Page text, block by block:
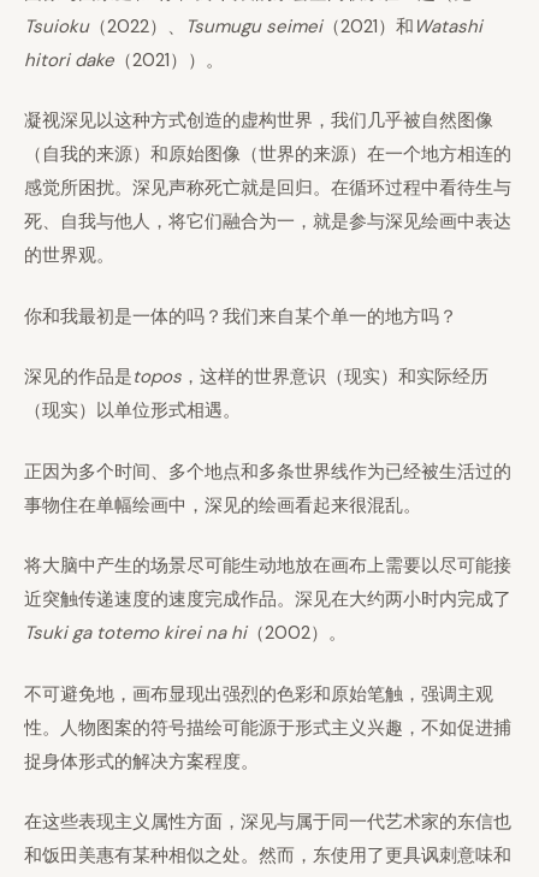
Tsuioku（2022）、 Tsumugu seimei（2021）和 Watashi
hitori dake （2021））。
凝视深见以这种方式创造的虚构世界，我们几乎被自然图像
（自我的来源）和原始图像（世界的来源）在一个地方相连的
感觉所困扰。深见声称死亡就是回归。在循环过程中看待生与
死、自我与他人，将它们融合为一，就是参与深见绘画中表达
的世界观。
你和我最初是一体的吗？我们来自某个单一的地方吗？
深见的作品是topos ，这样的世界意识（现实）和实际经历
（现实）以单位形式相遇。
正因为多个时间、多个地点和多条世界线作为已经被生活过的
事物住在单幅绘画中，深见的绘画看起来很混乱。
将大脑中产生的场景尽可能生动地放在画布上需要以尽可能接
近突触传递速度的速度完成作品。深见在大约两小时内完成了
Tsuki ga totemo kirei na hi（2002）。
不可避免地，画布显现出强烈的色彩和原始笔触，强调主观
性。人物图案的符号描绘可能源于形式主义兴趣，不如促进捕
捉身体形式的解决方案程度。
在这些表现主义属性方面，深见与属于同一代艺术家的东信也
和饭田美惠有某种相似之处。然而，东使用了更具讽刺意味和